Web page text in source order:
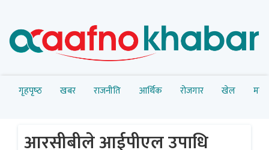
गृहपृष्‍ठ खबर राजनीति आर्थिक रोजगार खेल
आरसीबीले आईपीएल उपाधि